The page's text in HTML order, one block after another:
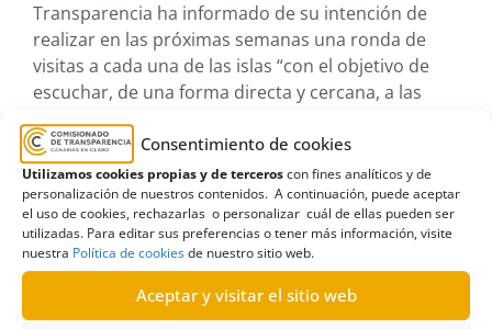
Consentimiento de cookies
Utilizamos cookies propias y de terceroscon fines analíticos y de
personalización de nuestros contenidos. A continuación, puede aceptar
el uso de cookies, rechazarlas o personalizar cuál de ellas pueden ser
utilizadas. Para editar sus preferencias o tener más información, visite
nuestra Política de cookiesde nuestro sitio web.
Aceptar y visitar el sitio web
Transparencia ha informado de su intención de
realizar en las próximas semanas una ronda de
visitas a cada una de las islas “con el objetivo de
escuchar, de una forma directa y cercana, a las
instituciones canarias y ofrecerles plena
colaboración”.